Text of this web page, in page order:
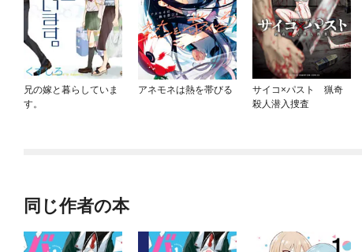
兄の嫁と暮らしていま
す。
アネモネは熱を帯びる
サイコ×パスト 猟奇
殺人潜入捜査
同じ作者の本